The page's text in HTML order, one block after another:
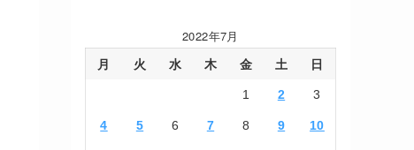
2022年7月
月 火 水 木 金 土 日
1 2 3
4 5 6 7 8 9 10